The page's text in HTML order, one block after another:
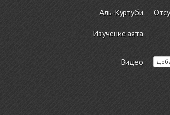
Аль-Куртуби
Изучение аята
Видео